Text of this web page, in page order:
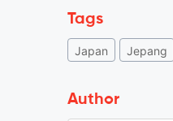
Tags
Japan Jepang
Author